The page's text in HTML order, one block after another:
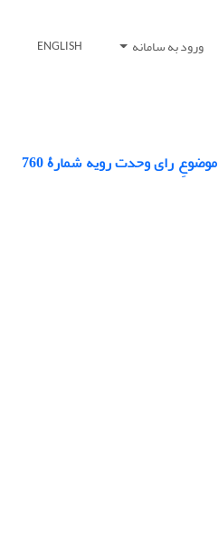
ورود به سامانه ENGLISH
محیط شناسی «روستا» و اثر آن بر اتخاذ تصمیم قضایی پیرامون تغییر کاربری اراضی آن (مطالعه موردی: دامداری در روستا، موضوعِ رای وحدت رویه شمارۀ 760